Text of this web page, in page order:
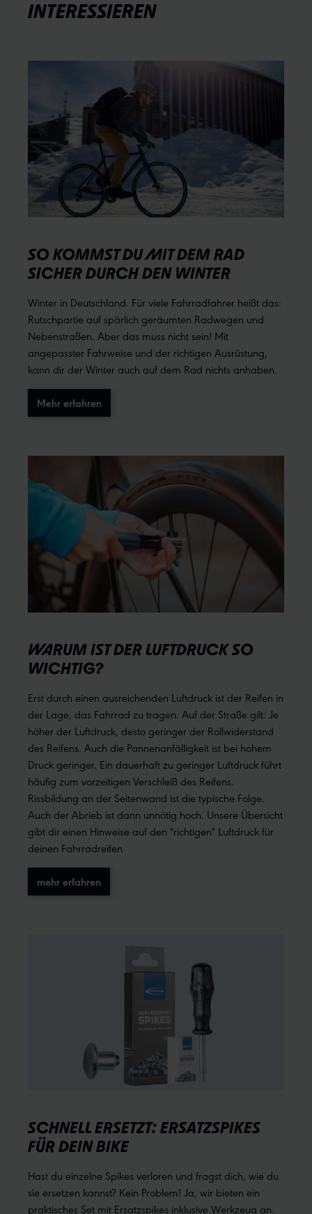
INTERESSIEREN
SO KOMMST DU MIT DEM RAD
SICHER DURCH DEN WINTER
Winter in Deutschland. Für viele Fahrradfahrer heißt das:
Rutschpartie auf spärlich geräumten Radwegen und
Nebenstraßen. Aber das muss nicht sein! Mit
angepasster Fahrweise und der richtigen Ausrüstung,
kann dir der Winter auch auf dem Rad nichts anhaben.
Mehr erfahren
WARUM IST DER LUFTDRUCK SO
WICHTIG?
Erst durch einen ausreichenden Luftdruck ist der Reifen in
der Lage, das Fahrrad zu tragen. Auf der Straße gilt: Je
höher der Luftdruck, desto geringer der Rollwiderstand
des Reifens. Auch die Pannenanfälligkeit ist bei hohem
Druck geringer. Ein dauerhaft zu geringer Luftdruck führt
häufig zum vorzeitigen Verschleiß des Reifens.
Rissbildung an der Seitenwand ist die typische Folge.
Auch der Abrieb ist dann unnötig hoch. Unsere Übersicht
gibt dir einen Hinweise auf den "richtigen" Luftdruck für
deinen Fahrradreifen
mehr erfahren
SCHNELL ERSETZT: ERSATZSPIKES
FÜR DEIN BIKE
Hast du einzelne Spikes verloren und fragst dich, wie du
sie ersetzen kannst? Kein Problem! Ja, wir bieten ein
praktisches Set mit Ersatzspikes inklusive Werkzeug an.